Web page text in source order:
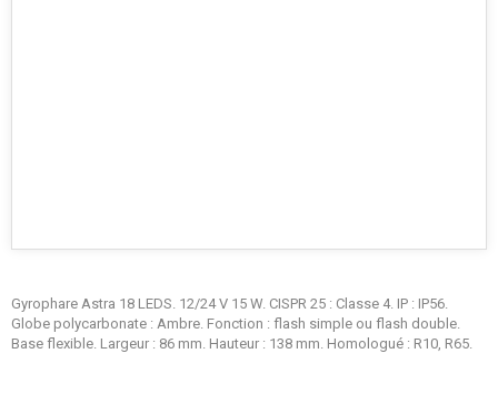
Gyrophare Astra 18 LEDS. 12/24 V 15 W. CISPR 25 : Classe 4. IP : IP56.
Globe polycarbonate : Ambre. Fonction : flash simple ou flash double.
Base flexible. Largeur : 86 mm. Hauteur : 138 mm. Homologué : R10, R65.